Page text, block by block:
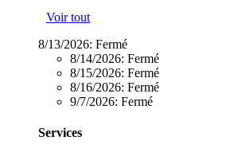
Voir tout
8/13/2026: Fermé
8/14/2026: Fermé
8/15/2026: Fermé
8/16/2026: Fermé
9/7/2026: Fermé
Services